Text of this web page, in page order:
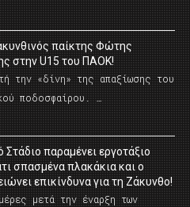
παίκτης Φώτης
στην U15 του ΠΑΟΚ!
την «δίνη» της απαξίωσης του
ποδοσφαίρου. …
Στάδιο παραμένει εργοτάξιο
σπασμένα πλακάκια και ο
επικίνδυνα για τη Ζάκυνθο!
μετά την έναρξη των